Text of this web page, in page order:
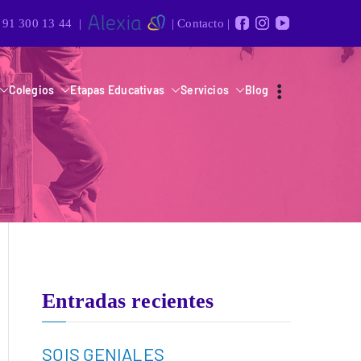
91 300 13 44 | |Contacto |
Colegios Etapas Educativas Servicios Blog
Entradas recientes
SOIS GENIALES